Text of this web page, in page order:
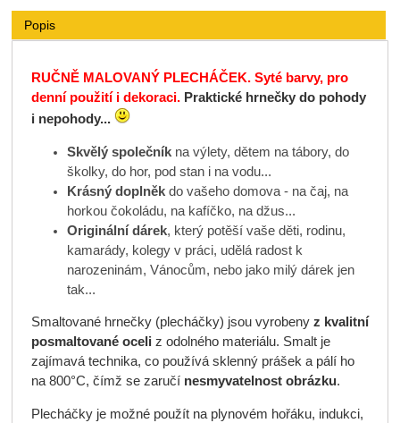
Popis
RUČNĚ MALOVANÝ PLECHÁČEK. Syté barvy, pro
denní použití i dekoraci. Praktické hrnečky do pohody
i nepohody...
Skvělý společníkna výlety, dětem na tábory, do
školky, do hor, pod stan i na vodu...
Krásný doplněkdo vašeho domova - na čaj, na
horkou čokoládu, na kafíčko, na džus...
Originální dárek, který potěší vaše děti, rodinu,
kamarády, kolegy v práci, udělá radost k
narozeninám, Vánocům, nebo jako milý dárek jen
tak...
Smaltované hrnečky (plecháčky) jsou vyrobeny z kvalitní
posmaltované oceli z odolného materiálu. Smalt je
zajímavá technika, co používá sklenný prášek a pálí ho
na 800°C, čímž se zaručí nesmyvatelnost obrázku.
Plecháčky je možné použít na plynovém hořáku, indukci,